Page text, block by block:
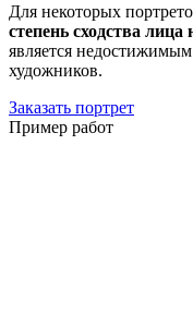
Для некоторых
степень сходства
является
художников.
Заказать портрет
Пример работ